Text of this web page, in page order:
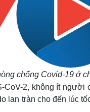
Blog
Tình yêu - Gia đình
chống Covid-19 ở
2, không ít người
lan tràn cho đến lúc